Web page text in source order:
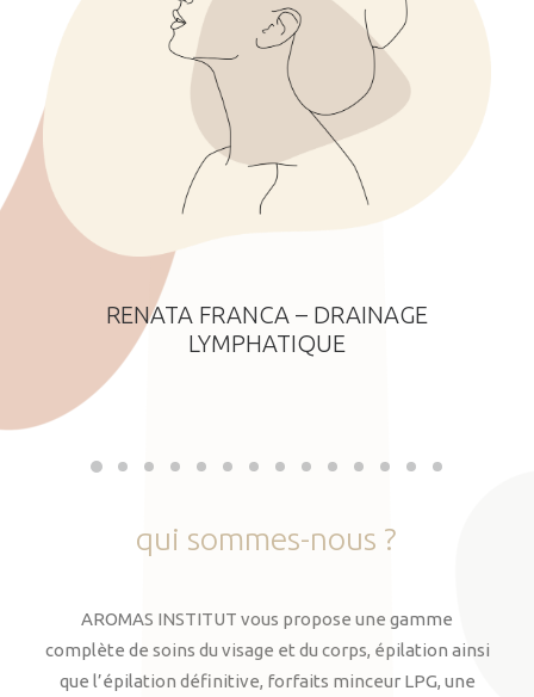
RENATA FRANCA – DRAINAGE
LYMPHATIQUE
qui sommes-nous ?
AROMAS INSTITUT vous propose une gamme
complète de soins du visage et du corps, épilation ainsi
que l’épilation définitive, forfaits minceur LPG, une